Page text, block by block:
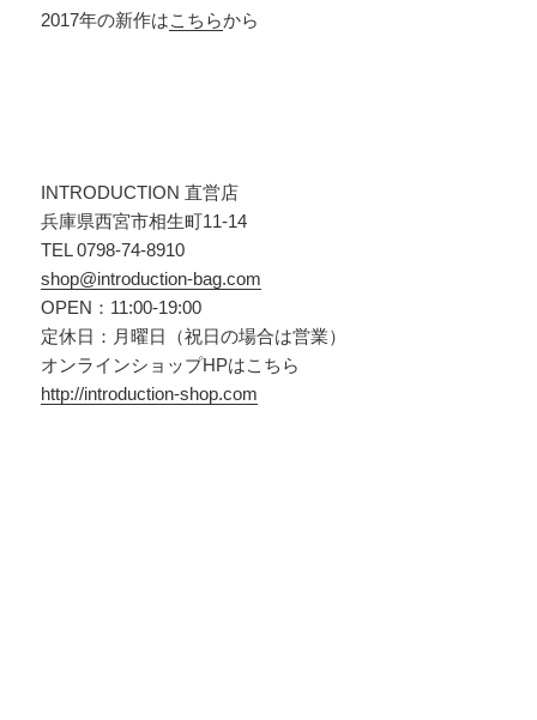
2017年の新作はこちらから
INTRODUCTION 直営店
兵庫県西宮市相生町11-14
TEL 0798-74-8910
shop@introduction-bag.com
OPEN：11:00-19:00
定休日：月曜日（祝日の場合は営業）
オンラインショップHPはこちら
http://introduction-shop.com